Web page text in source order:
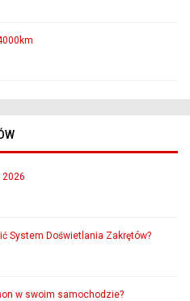
2026
System Doświetlania Zakrętów?
w swoim samochodzie?